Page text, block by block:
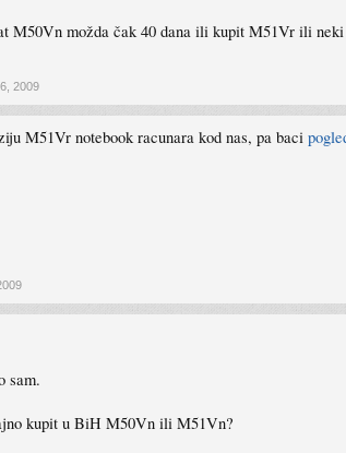
M50Vn možda čak 40 dana ili kupit M51Vr ili
2009
M51Vr notebook racunara kod nas, pa baci
sam.
kupit u BiH M50Vn ili M51Vn?